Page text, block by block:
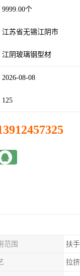
9999.00个
江苏省无锡江阴市
江阴玻璃钢型材
2026-08-08
125
范围 扶
拉